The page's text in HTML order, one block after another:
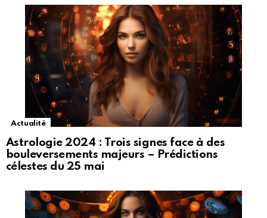
Actualité
Astrologie 2024 : Trois signes face à des
bouleversements majeurs – Prédictions
célestes du 25 mai